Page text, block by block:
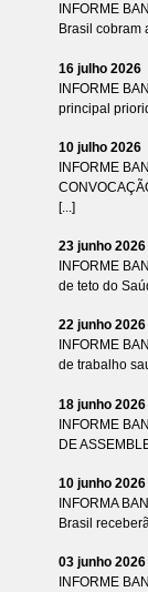
INFORME
Brasil cobram
16 julho 2026
INFORME
principal
10 julho 2026
INFORME
[...]
23 junho 2026
INFORME
de teto do
22 junho 2026
INFORME
de trabalho
18 junho 2026
INFORME
DE
10 junho 2026
INFORMA
Brasil
03 junho 2026
INFORME